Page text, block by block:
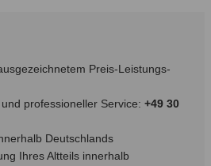
Preis-Leistungs-
professioneller Service: +49 30
Deutschlands
Ihres Altteils innerhalb